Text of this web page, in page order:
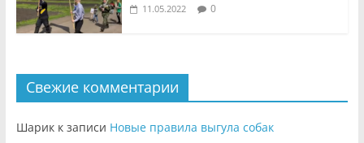
11.05.2022 0
Свежие комментарии
Шарикк записи Новые правила выгула собак